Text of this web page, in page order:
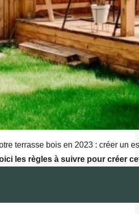
terrasse bois en 2023 : créer un
les règles à suivre pour créer